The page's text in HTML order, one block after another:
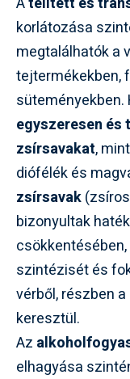
korlátozása
megtalálhatók a
tejtermékekben,
egyszeresen
zsírsavakat,
diófélék és
zsírsavak
bizonyultak
szintézisét és
vérből, részben
keresztül.
Az
elhagyása